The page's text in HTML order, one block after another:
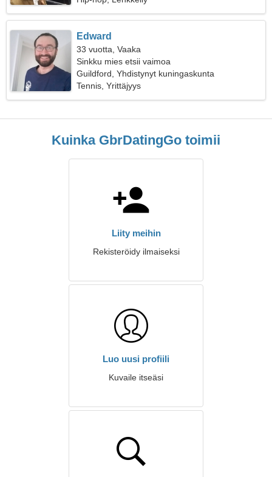
Edward
33 vuotta, Vaaka
Sinkku mies etsii vaimoa
Guildford, Yhdistynyt kuningaskunta
Tennis, Yrittäjyys
Kuinka GbrDatingGo toimii
Liity meihin
Rekisteröidy ilmaiseksi
Luo uusi profiili
Kuvaile itseäsi